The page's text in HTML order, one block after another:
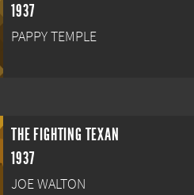
1937
PAPPY TEMPLE
THE FIGHTING TEXAN
1937
JOE WALTON